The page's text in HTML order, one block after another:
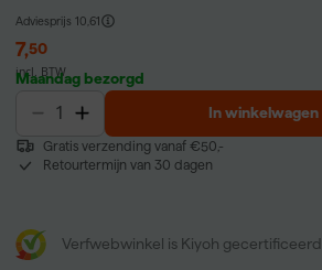
Adviesprijs 10,61
7,50
incl. BTW
Maandag bezorgd
In winkelwagen
Gratis verzending vanaf €50,-
Retourtermijn van 30 dagen
Verfwebwinkel is Kiyoh gecertificeerd